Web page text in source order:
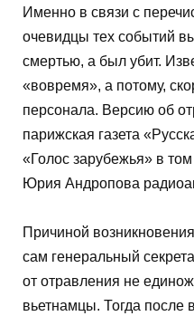
Именно в связи с
очевидцы тех событий
смертью, а был убит.
«вовремя», а потому,
персонала. Версию об
парижская газета
«Голос зарубежья» в
Юрия Андропова
Причиной
сам генеральный
от отравления не
вьетнамцы. Тогда после